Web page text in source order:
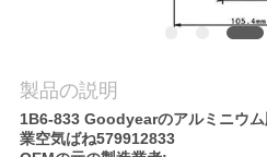
連
製品の説明
1B6-833 Goodyearのアルミニウ
業空気ばね579912833